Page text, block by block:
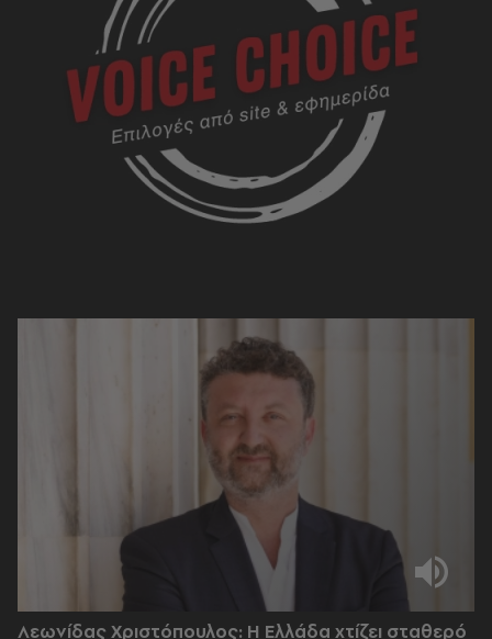
Λεωνίδας Χριστόπουλος: Η Ελλάδα χτίζει σταθερό